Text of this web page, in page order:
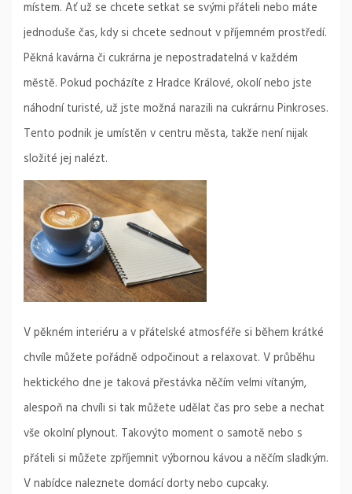
místem. Ať už se chcete setkat se svými přáteli nebo máte
jednoduše čas, kdy si chcete sednout v příjemném prostředí.
Pěkná kavárna či cukrárna je nepostradatelná v každém
městě. Pokud pocházíte z Hradce Králové, okolí nebo jste
náhodní turisté, už jste možná narazili na cukrárnu Pinkroses.
Tento podnik je umístěn v centru města, takže není nijak
složité jej nalézt.
V pěkném interiéru a v přátelské atmosféře si během krátké
chvíle můžete pořádně odpočinout a relaxovat. V průběhu
hektického dne je taková přestávka něčím velmi vítaným,
alespoň na chvíli si tak můžete udělat čas pro sebe a nechat
vše okolní plynout. Takovýto moment o samotě nebo s
přáteli si můžete zpříjemnit výbornou kávou a něčím sladkým.
V nabídce naleznete domácí dorty nebo cupcaky.